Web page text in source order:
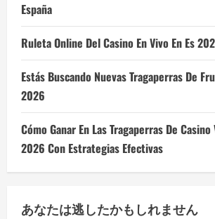
España
Ruleta Online Del Casino En Vivo En Es
Estás Buscando Nuevas Tragaperras De
2026
Cómo Ganar En Las Tragaperras De
2026 Con Estrategias Efectivas
あなたは逃したかもしれません